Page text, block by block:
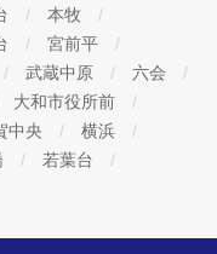
本牧
宮前平
武蔵中原
六会
大和市役所前
中央
横浜
若葉台